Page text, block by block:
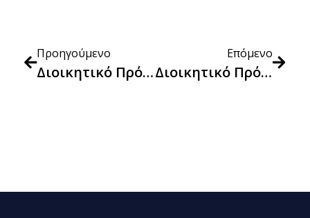
Προηγούμενο
Διοικητικό Πρόστιμο Συνολικού Ύψους 80.000 Ευρώ Στην Εταιρεία DoValue Greece Α.Ε.Δ.Α.Δ.Π.
Επόμενο
Διοικητικό Πρόστιμο Συνολικού Ύψους 60.000 Ευρώ Στην Εταιρεία CepalHellas Α.Ε.Δ.Α.Δ.Π..